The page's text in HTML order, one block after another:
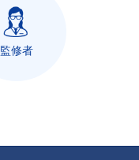
監修者